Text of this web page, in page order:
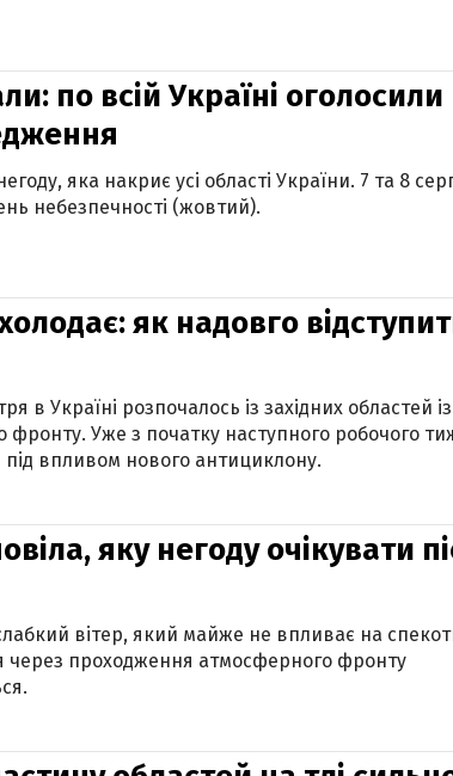
по всій Україні оголосили
яка накриє усі області України. 7 та 8
небезпечності (жовтий).
як надовго
в Україні розпочалось із західних областей із
Уже з початку наступного робочого
під впливом нового антициклону.
яку негоду очікувати
вітер, який майже не впливає на
через проходження атмосферного фронту